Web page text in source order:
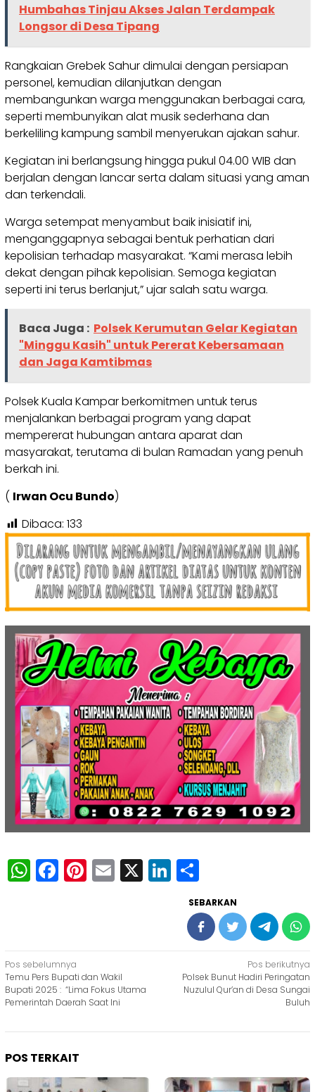
Humbahas Tinjau Akses Jalan Terdampak
Longsor di Desa Tipang
Rangkaian Grebek Sahur dimulai dengan persiapan
personel, kemudian dilanjutkan dengan
membangunkan warga menggunakan berbagai cara,
seperti membunyikan alat musik sederhana dan
berkeliling kampung sambil menyerukan ajakan sahur.
Kegiatan ini berlangsung hingga pukul 04.00 WIB dan
berjalan dengan lancar serta dalam situasi yang aman
dan terkendali.
Warga setempat menyambut baik inisiatif ini,
menganggapnya sebagai bentuk perhatian dari
kepolisian terhadap masyarakat. “Kami merasa lebih
dekat dengan pihak kepolisian. Semoga kegiatan
seperti ini terus berlanjut,” ujar salah satu warga.
Baca Juga : Polsek Kerumutan Gelar Kegiatan
"Minggu Kasih" untuk Pererat Kebersamaan
dan Jaga Kamtibmas
Polsek Kuala Kampar berkomitmen untuk terus
menjalankan berbagai program yang dapat
mempererat hubungan antara aparat dan
masyarakat, terutama di bulan Ramadan yang penuh
berkah ini.
( Irwan Ocu Bundo)
Dibaca: 133
WhatsApp
Facebook
Pinterest
Email
X LinkedIn
SEBARKAN
Navigasi
pos
Pos sebelumnya
Temu Pers Bupati dan Wakil
Bupati 2025 : “Lima Fokus Utama
Pemerintah Daerah Saat Ini
Pos berikutnya
Polsek Bunut Hadiri Peringatan
Nuzulul Qur’an di Desa Sungai
Buluh
POS TERKAIT